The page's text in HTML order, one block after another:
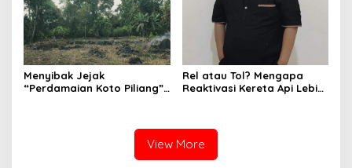
Menyibak Jejak
“Perdamaian Koto Piliang”:
Rel atau Tol? Mengapa
Reaktivasi Kereta Api Lebih
View More